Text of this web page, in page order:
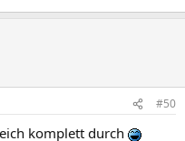
#50
komplett durch